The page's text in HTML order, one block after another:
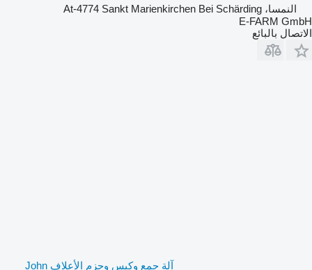
النمسا، At-4774 Sankt Marienkirchen Bei Schärding
E-FARM GmbH
الاتصال بالبائع
آلة جمع وكبس وحزم الأعلاف John